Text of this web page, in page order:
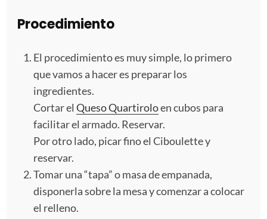
Procedimiento
El procedimiento es muy simple, lo primero
que vamos a hacer es preparar los
ingredientes.
Cortar el Queso Quartiroloen cubos para
facilitar el armado. Reservar.
Por otro lado, picar fino el Ciboulette y
reservar.
Tomar una “tapa” o masa de empanada,
disponerla sobre la mesa y comenzar a colocar
el relleno.